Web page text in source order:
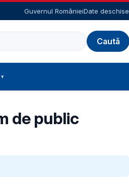
Guvernul RomânieiDate deschise
de public